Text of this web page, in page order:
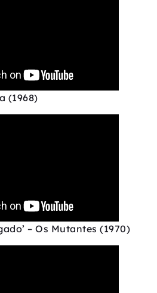
(1968)
– Os Mutantes (1970)